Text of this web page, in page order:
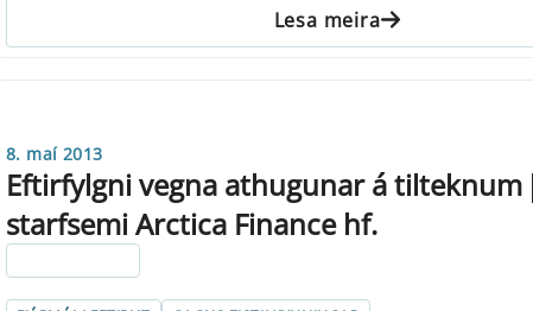
Lesa meira
8. maí 2013
Eftirfylgni vegna athugunar á
starfsemi Arctica Finance hf.